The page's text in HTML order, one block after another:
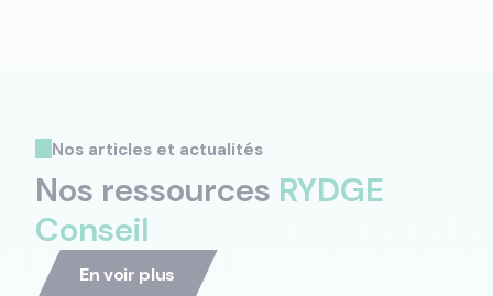
Nos articles et actualités
Nos ressources RYDGE
Conseil
En voir plus